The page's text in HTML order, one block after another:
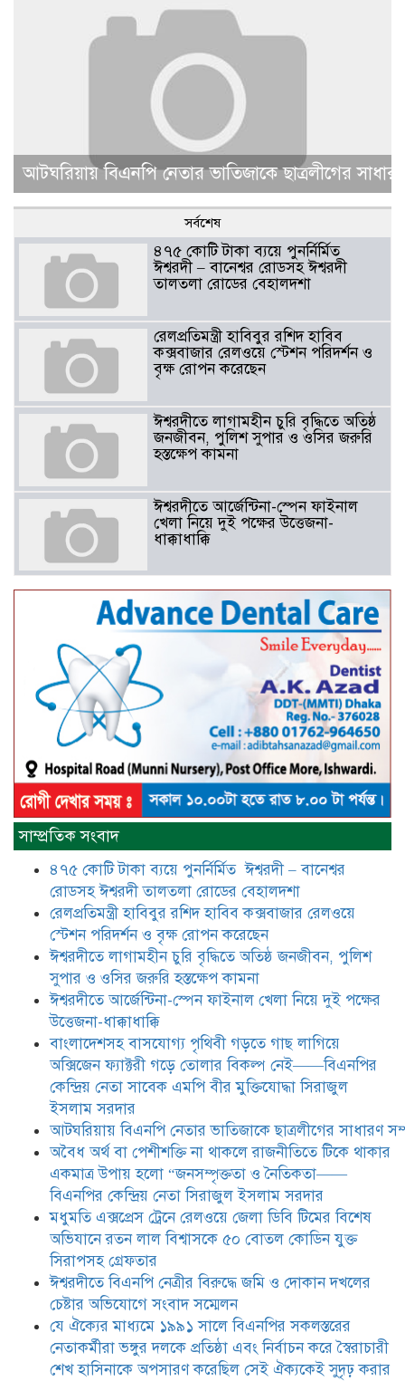
আটঘরিয়ায় বিএনপি নেতার ভাতিজাকে ছাত্রলীগের
সর্বশেষ
৪৭৫ কোটি টাকা ব্যয়ে পুনর্নির্মিত
ঈশ্বরদী – বানেশ্বর রোডসহ ঈশ্বরদী
তালতলা রোডের বেহালদশা
রেলপ্রতিমন্ত্রী হাবিবুর রশিদ হাবিব
কক্সবাজার রেলওয়ে স্টেশন পরিদর্শন ও
বৃক্ষ রোপন করেছেন
ঈশ্বরদীতে লাগামহীন চুরি বৃদ্ধিতে অতিষ্ঠ
জনজীবন, পুলিশ সুপার ও ওসির জরুরি
হস্তক্ষেপ কামনা ​
ঈশ্বরদীতে আর্জেন্টিনা-স্পেন ফাইনাল
খেলা নিয়ে দুই পক্ষের উত্তেজনা-
ধাক্কাধাক্কি
বাংলাদেশসহ বাসযোগ্য পৃথিবী গড়তে
গাছ লাগিয়ে অক্সিজেন ফ্যাক্টরী গড়ে
তোলার বিকল্প নেই——বিএনপির
কেন্দ্রিয় নেতা সাবেক এমপি বীর
মুক্তিযোদ্ধা সিরাজুল ইসলাম সরদার
আটঘরিয়ায় বিএনপি নেতার ভাতিজাকে ছাত্রলীগের সাধারণ
​​অবৈধ অর্থ বা পেশীশক্তি না থাকলে
রাজনীতিতে টিকে থাকার একমাত্র উপায়
বিএনপির কেন্দ্রিয় নেতা সিরাজুল ইসলাম
সরদার
মধুমতি এক্সপ্রেস ট্রেনে রেলওয়ে জেলা
ডিবি টিমের বিশেষ অভিযানে রতন লাল
বিশ্বাসকে ৫০ বোতল কোডিন যুক্ত
সিরাপসহ গ্রেফতার
ঈশ্বরদীতে বিএনপি নেত্রীর বিরুদ্ধে জমি ও
দোকান দখলের চেষ্টার অভিযোগে সংবাদ
সম্মেলন
যে ঐক্যের মাধ্যমে ১৯৯১ সালে
বিএনপির সকলস্তরের নেতাকর্মীরা ভঙ্গুর
দলকে প্রতিষ্ঠা এবং নির্বাচন করে
স্বৈরাচারী শেখ হাসিনাকে অপসারণ
করেছিল সেই ঐক্যকেই সুদৃঢ় করার
আহবান জানিয়েছেন—- বিএনপির কেন্দ্রিয় নির্বাহী কমিটির নেতা,
সাবেক এমপি বীর মুক্তিযোদ্ধা সিরাজুল ইসলাম সরদার
সাম্প্রতিক সংবাদ
৪৭৫ কোটি টাকা ব্যয়ে পুনর্নির্মিত ঈশ্বরদী – বানেশ্বর
রোডসহ ঈশ্বরদী তালতলা রোডের বেহালদশা
রেলপ্রতিমন্ত্রী হাবিবুর রশিদ হাবিব কক্সবাজার রেলওয়ে
স্টেশন পরিদর্শন ও বৃক্ষ রোপন করেছেন
ঈশ্বরদীতে লাগামহীন চুরি বৃদ্ধিতে অতিষ্ঠ জনজীবন, পুলিশ
সুপার ও ওসির জরুরি হস্তক্ষেপ কামনা ​
ঈশ্বরদীতে আর্জেন্টিনা-স্পেন ফাইনাল খেলা নিয়ে দুই পক্ষের
উত্তেজনা-ধাক্কাধাক্কি
বাংলাদেশসহ বাসযোগ্য পৃথিবী গড়তে গাছ লাগিয়ে
অক্সিজেন ফ্যাক্টরী গড়ে তোলার বিকল্প নেই——বিএনপির
কেন্দ্রিয় নেতা সাবেক এমপি বীর মুক্তিযোদ্ধা সিরাজুল
ইসলাম সরদার
আটঘরিয়ায় বিএনপি নেতার ভাতিজাকে ছাত্রলীগের সাধারণ
​​অবৈধ অর্থ বা পেশীশক্তি না থাকলে রাজনীতিতে টিকে থাকার
একমাত্র উপায় হলো “জনসম্পৃক্ততা ও নৈতিকতা——
বিএনপির কেন্দ্রিয় নেতা সিরাজুল ইসলাম সরদার
মধুমতি এক্সপ্রেস ট্রেনে রেলওয়ে জেলা ডিবি টিমের বিশেষ
অভিযানে রতন লাল বিশ্বাসকে ৫০ বোতল কোডিন যুক্ত
সিরাপসহ গ্রেফতার
ঈশ্বরদীতে বিএনপি নেত্রীর বিরুদ্ধে জমি ও দোকান দখলের
চেষ্টার অভিযোগে সংবাদ সম্মেলন
যে ঐক্যের মাধ্যমে ১৯৯১ সালে বিএনপির সকলস্তরের
নেতাকর্মীরা ভঙ্গুর দলকে প্রতিষ্ঠা এবং নির্বাচন করে স্বৈরাচারী
শেখ হাসিনাকে অপসারণ করেছিল সেই ঐক্যকেই সুদৃঢ় করার